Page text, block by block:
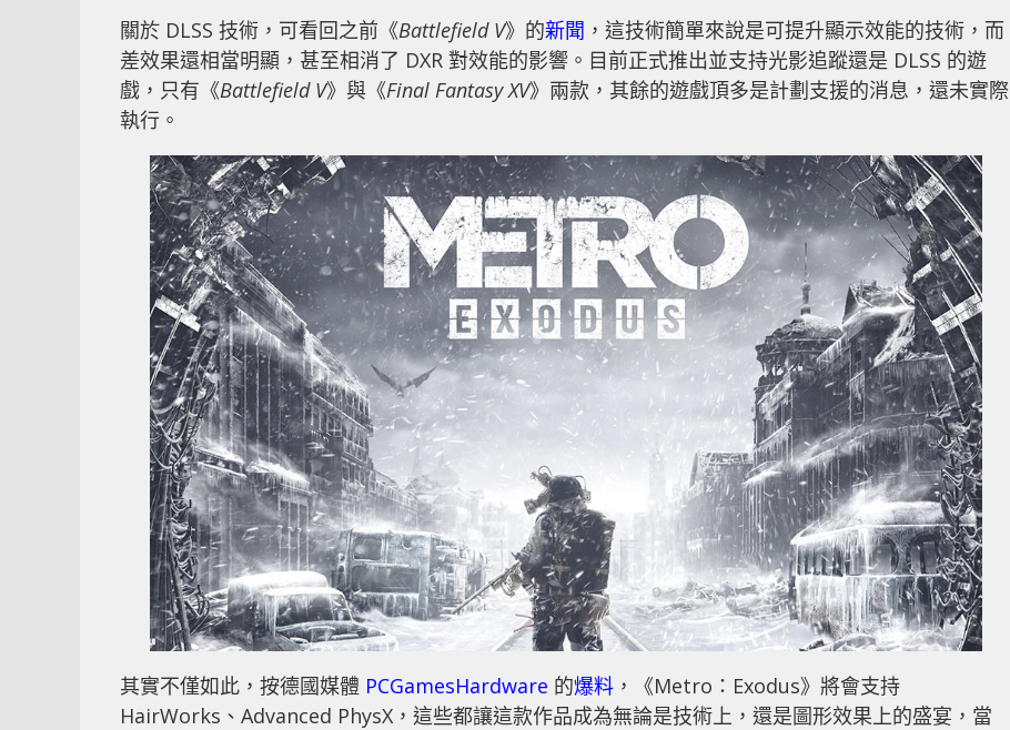
關於 DLSS 技術，可看回之前《Battlefield V》的新聞 ，這技術簡單來說是可提升顯示效能的技術，而
差效果還相當明顯，甚至相消了 DXR 對效能的影響。目前正式推出並支持光影追蹤還是 DLSS 的遊
戲，只有《Battlefield V》與《Final Fantasy XV》兩款，其餘的遊戲頂多是計劃支援的消息，還未實際
執行。
其實不僅如此，按德國媒體 PCGamesHardware 的爆料 ，《Metro：Exodus》將會支持
HairWorks、Advanced PhysX，這些都讓這款作品成為無論是技術上，還是圖形效果上的盛宴，當